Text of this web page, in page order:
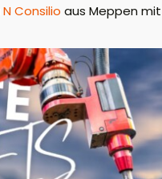
N Consilio aus Meppen